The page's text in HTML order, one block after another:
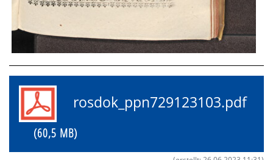
rosdok_ppn729123103.pdf
(60,5 MB)